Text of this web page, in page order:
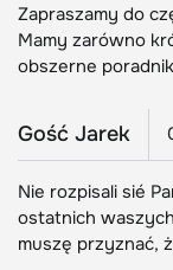
Zapraszamy do
Mamy zarówno
obszerne
Gość Jarek
Nie rozpisali sié
ostatnich
muszę przyznać,